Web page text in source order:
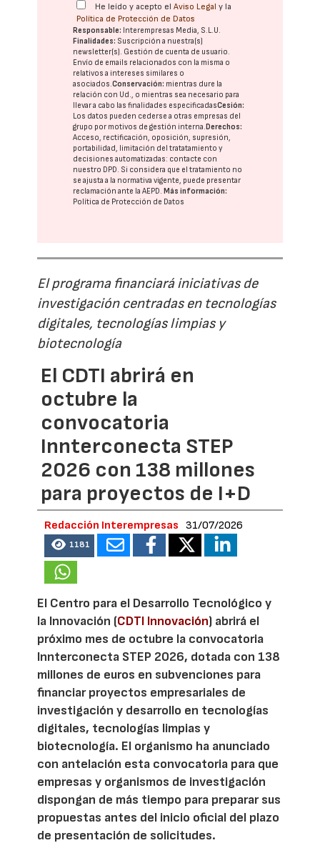
He leído y acepto elAviso Legal y la
Política de Protección de Datos
Responsable: Interempresas Media, S.L.U.
Finalidades: Suscripción a nuestra(s)
newsletter(s). Gestión de cuenta de usuario.
Envío de emails relacionados con la misma o
relativos a intereses similares o
asociados.Conservación: mientras dure la
relación con Ud., o mientras sea necesario para
llevar a cabo las finalidades especificadasCesión:
Los datos pueden cederse a otras empresas del
grupo por motivos de gestión interna.Derechos:
Acceso, rectificación, oposición, supresión,
portabilidad, limitación del tratatamiento y
decisiones automatizadas: contacte con
nuestro DPD . Si considera que el tratamiento no
se ajusta a la normativa vigente, puede presentar
reclamación ante laAEPD .Más información:
Política de Protección de Datos
El programa financiará iniciativas de
investigación centradas en tecnologías
digitales, tecnologías limpias y
biotecnología
El CDTI abrirá en
octubre la
convocatoria
Innterconecta STEP
2026 con 138 millones
para proyectos de I+D
Redacción Interempresas 31/07/2026
1181
El Centro para el Desarrollo Tecnológico y
la Innovación (CDTI Innovación) abrirá el
próximo mes de octubre la convocatoria
Innterconecta STEP 2026, dotada con 138
millones de euros en subvenciones para
financiar proyectos empresariales de
investigación y desarrollo en tecnologías
digitales, tecnologías limpias y
biotecnología. El organismo ha anunciado
con antelación esta convocatoria para que
empresas y organismos de investigación
dispongan de más tiempo para preparar sus
propuestas antes del inicio oficial del plazo
de presentación de solicitudes.